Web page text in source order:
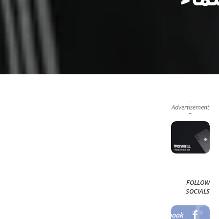
–
Advertisement
–
FOLLOW
SOCIALS
Facebook